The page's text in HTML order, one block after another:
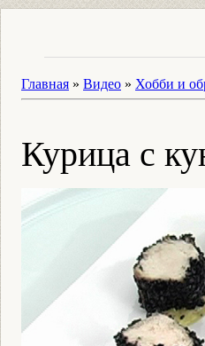
Главная » Видео » Хобби и
Курица с